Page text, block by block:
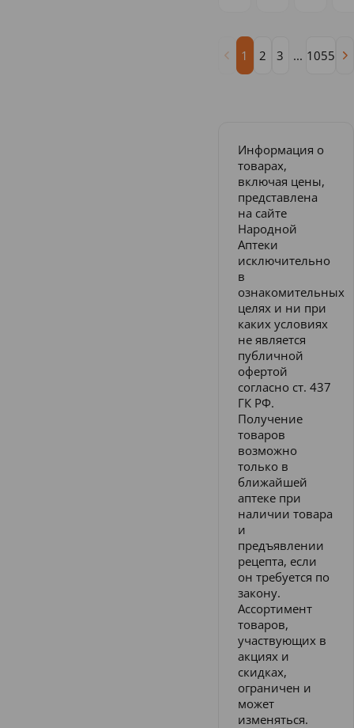
1 2 3 ... 1055
Информация о
товарах,
включая цены,
представлена
на сайте
Народной
Аптеки
исключительно
в
ознакомительных
целях и ни при
каких условиях
не является
публичной
офертой
согласно ст. 437
ГК РФ.
Получение
товаров
возможно
только в
ближайшей
аптеке при
наличии товара
и
предъявлении
рецепта, если
он требуется по
закону.
Ассортимент
товаров,
участвующих в
акциях и
скидках,
ограничен и
может
изменяться.